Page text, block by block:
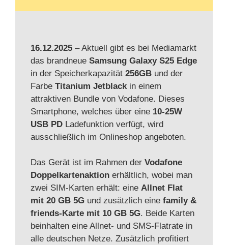
16.12.2025 – Aktuell gibt es bei Mediamarkt
das brandneue Samsung Galaxy S25 Edge
in der Speicherkapazität 256GB und der
Farbe Titanium Jetblack in einem
attraktiven Bundle von Vodafone. Dieses
Smartphone, welches über eine 10-25W
USB PD Ladefunktion verfügt, wird
ausschließlich im Onlineshop angeboten.
Das Gerät ist im Rahmen der Vodafone
Doppelkartenaktion erhältlich, wobei man
zwei SIM-Karten erhält: eine Allnet Flat
mit 20 GB 5G und zusätzlich eine family &
friends-Karte mit 10 GB 5G. Beide Karten
beinhalten eine Allnet- und SMS-Flatrate in
alle deutschen Netze. Zusätzlich profitiert